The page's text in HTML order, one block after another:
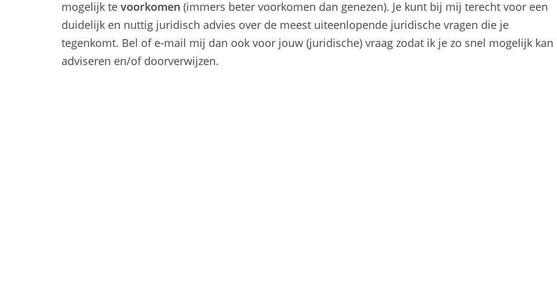
mogelijk te voorkomen (immers beter voorkomen dan genezen). Je kunt bij mij terecht voor een
duidelijk en nuttig juridisch advies over de meest uiteenlopende juridische vragen die je
tegenkomt. Bel of e-mail mij dan ook voor jouw (juridische) vraag zodat ik je zo snel mogelijk kan
adviseren en/of doorverwijzen.